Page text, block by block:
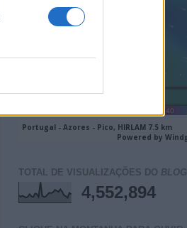
TOTAL DE VISUALIZAÇÕES DO BLOG
4,552,894